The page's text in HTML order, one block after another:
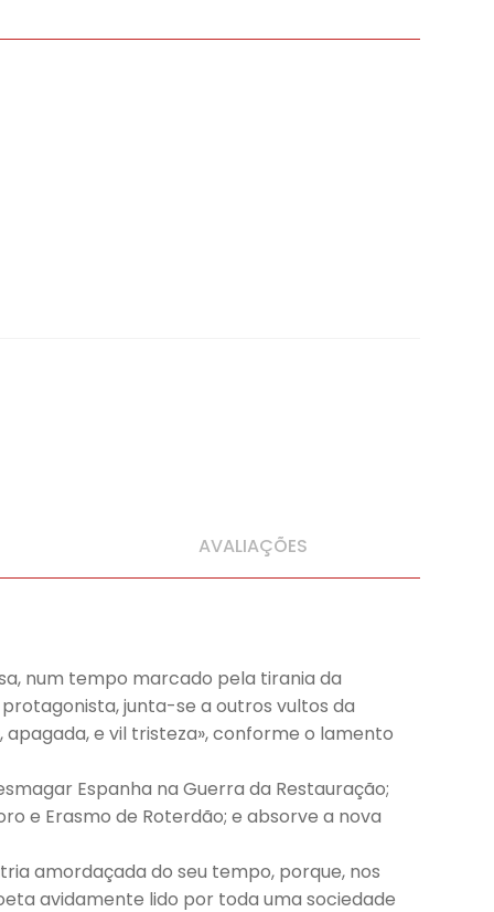
AVALIAÇÕES
num tempo marcado pela tirania da
junta-se a outros vultos da
e vil tristeza», conforme o lamento
Espanha na Guerra da Restauração;
e Erasmo de Roterdão; e absorve a nova
amordaçada do seu tempo, porque, nos
avidamente lido por toda uma sociedade